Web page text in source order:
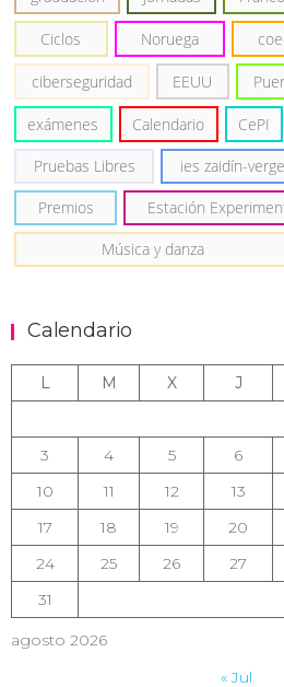
Ciclos Noruega
ciberseguridad EEUU
exámenes Calendario CePI
Pruebas Libres ies zaidín-
Premios Estación
Música y danza
Calendario
agosto 2026
L M X J
3
4 5 6
10
11 12 13
17
18 19 20
24
25 26 27
31
« Jul